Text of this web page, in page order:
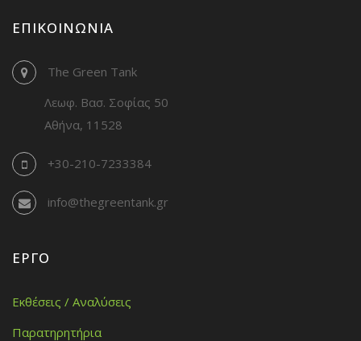
ΕΠΙΚΟΙΝΩΝΊΑ
The Green Tank
Λεωφ. Βασ. Σοφίας 50
Αθήνα, 11528
+30-210-7233384
info@thegreentank.gr
ΈΡΓΟ
Εκθέσεις / Αναλύσεις
Παρατηρητήρια